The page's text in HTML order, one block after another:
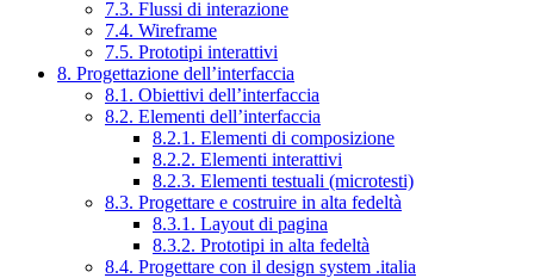
7.3. Flussi di interazione
7.4. Wireframe
7.5. Prototipi interattivi
8. Progettazione dell’interfaccia
8.1. Obiettivi dell’interfaccia
8.2. Elementi dell’interfaccia
8.2.1. Elementi di composizione
8.2.2. Elementi interattivi
8.2.3. Elementi testuali (microtesti)
8.3. Progettare e costruire in alta fedeltà
8.3.1. Layout di pagina
8.3.2. Prototipi in alta fedeltà
8.4. Progettare con il design system .italia